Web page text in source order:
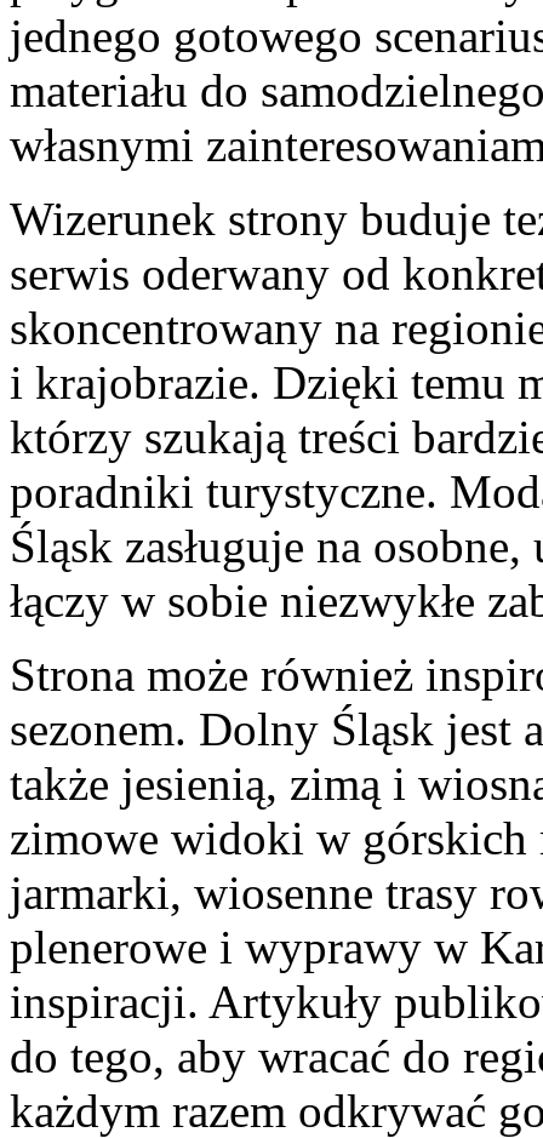
jednego gotowego
materiału do
własnymi
Wizerunek strony buduje
serwis oderwany od
skoncentrowany na
i krajobrazie. Dzięki temu
którzy szukają treści
poradniki turystyczne.
Śląsk zasługuje na
łączy w sobie niezwykłe
Strona może również
sezonem. Dolny Śląsk
także jesienią, zimą i
zimowe widoki w górskich
jarmarki, wiosenne trasy
plenerowe i wyprawy w
inspiracji. Artykuły
do tego, aby wracać do
każdym razem odkrywać